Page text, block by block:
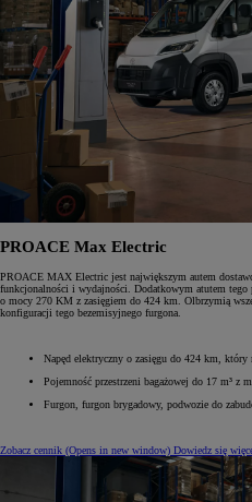
PROACE Max Electric
PROACE MAX Electric jest największym autem
funkcjonalności i wydajności. Dodatkowym atutem tego
o mocy 270 KM z zasięgiem do 424 km. Olbrzymią
konfiguracji tego bezemisyjnego furgona.
Napęd elektryczny o zasięgu do 424 km,
Pojemność przestrzeni bagażowej do 17 m³ z
Furgon, furgon brygadowy, podwozie do
Zobacz cennik (Opens in new window) Dowiedz się